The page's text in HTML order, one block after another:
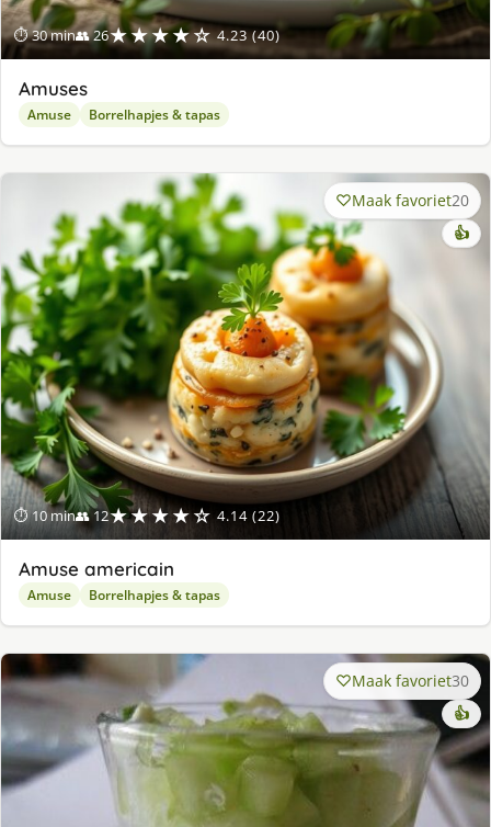
⏱ 30 min👥 26★★★★☆ 4.23 (40)
Amuses
Amuse Borrelhapjes & tapas
⏱ 10 min👥 12★★★★☆ 4.14 (22)
Maak favoriet20
👍
Amuse americain
Amuse Borrelhapjes & tapas
Maak favoriet30
👍